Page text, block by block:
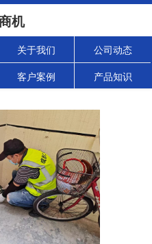
机
关于我们 公司动态
客户案例 产品知识